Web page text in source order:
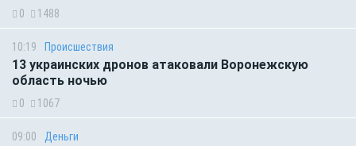
0 1488
10:19 Происшествия
13 украинских дронов атаковали Воронежскую
область ночью
0 1067
09:00 Деньги